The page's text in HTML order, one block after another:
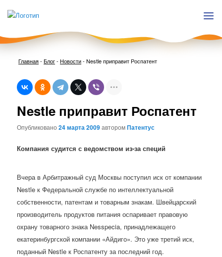
Главная-Блог- Новости- Nestle приправит Роспатент
Nestle приправит Роспатент
Опубликовано24 марта 2009авторомПатентус
Компания судится с ведомством из-за специй
Вчера в Арбитражный суд Москвы поступил иск от компании
Nestle к Федеральной службе по интеллектуальной
собственности, патентам и товарным знакам. Швейцарский
производитель продуктов питания оспаривает правовую
охрану товарного знака Nesspecia, принадлежащего
екатеринбургской компании «Айдиго». Это уже третий иск,
поданный Nestle к Роспатенту за последний год.